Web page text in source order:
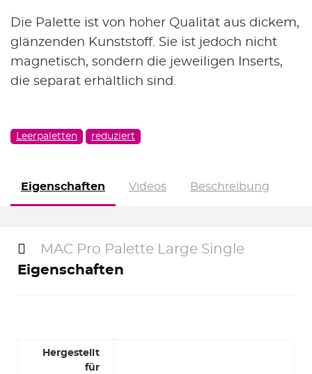
Die Palette ist von hoher Qualität aus dickem,
glänzenden Kunststoff. Sie ist jedoch nicht
magnetisch, sondern die jeweiligen Inserts,
die separat erhältlich sind.
Leerpaletten reduziert
Eigenschaften Videos Beschreibung
MAC Pro Palette Large Single
Eigenschaften
Hergestellt
für